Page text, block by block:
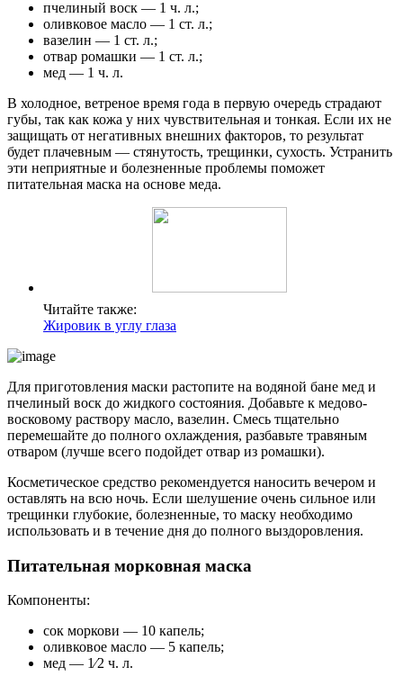
пчелиный воск — 1 ч. л.;
оливковое масло — 1 ст. л.;
вазелин — 1 ст. л.;
отвар ромашки — 1 ст. л.;
мед — 1 ч. л.
В холодное, ветреное время года в первую очередь страдают
губы, так как кожа у них чувствительная и тонкая. Если их не
защищать от негативных внешних факторов, то результат
будет плачевным — стянутость, трещинки, сухость. Устранить
эти неприятные и болезненные проблемы поможет
питательная маска на основе меда.
Читайте также:
Жировик в углу глаза
Для приготовления маски растопите на водяной бане мед и
пчелиный воск до жидкого состояния. Добавьте к медово-
восковому раствору масло, вазелин. Смесь тщательно
перемешайте до полного охлаждения, разбавьте травяным
отваром (лучше всего подойдет отвар из ромашки).
Косметическое средство рекомендуется наносить вечером и
оставлять на всю ночь. Если шелушение очень сильное или
трещинки глубокие, болезненные, то маску необходимо
использовать и в течение дня до полного выздоровления.
Питательная морковная маска
Компоненты:
сок моркови — 10 капель;
оливковое масло — 5 капель;
мед — 1⁄2 ч. л.